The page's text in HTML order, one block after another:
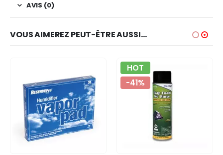
AVIS (0)
VOUS AIMEREZ PEUT-ÊTRE AUSSI…
HOT
-41%